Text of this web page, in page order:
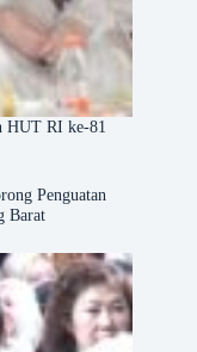
HUT RI ke-81
Penguatan
Barat